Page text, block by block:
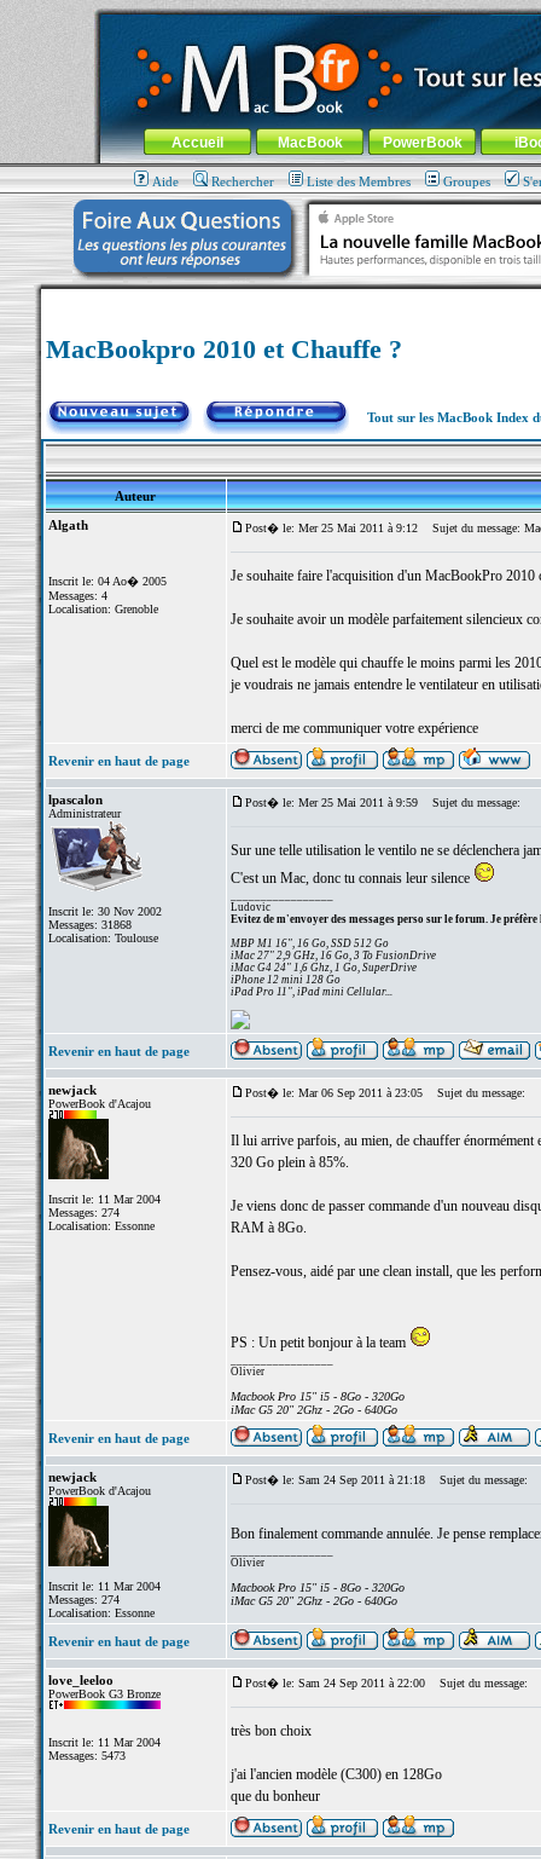
MacBook-fr.com : 100% Apple... 100% nomade !
Aller au contenu-Aller au menu général-Aller au menu de
Menu général
Accueil MacBook PowerBook
Aide Rechercher Liste des Membres Groupes
MacBookpro 2010 et Chauffe ?
Tout sur les MacBook Index
Auteur
Algath
Inscrit le: 04 Ao� 2005
Messages: 4
Localisation: Grenoble
Post� le: Mer 25 Mai 2011 à 9:12 Sujet du message:
Je souhaite faire l'acquisition d'un MacBookPro 2010
Je souhaite avoir un modèle parfaitement silencieux
Quel est le modèle qui chauffe le moins parmi les
je voudrais ne jamais entendre le ventilateur en
merci de me communiquer votre expérience
Revenir en haut de page
lpascalon
Administrateur
Inscrit le: 30 Nov 2002
Messages: 31868
Localisation: Toulouse
Post� le: Mer 25 Mai 2011 à 9:59 Sujet du message:
Sur une telle utilisation le ventilo ne se déclenchera
C'est un Mac, donc tu connais leur silence
Ludovic
Evitez de m'envoyer des messages perso sur le forum. Je préfère
MBP M1 16", 16 Go, SSD 512 Go
iMac 27" 2,9 GHz, 16 Go, 3 To FusionDrive
iMac G4 24" 1,6 Ghz, 1 Go, SuperDrive
iPhone 12 mini 128 Go
iPad Pro 11", iPad mini Cellular...
Revenir en haut de page
newjack
PowerBook d'Acajou
Inscrit le: 11 Mar 2004
Messages: 274
Localisation: Essonne
Post� le: Mar 06 Sep 2011 à 23:05 Sujet du message:
Il lui arrive parfois, au mien, de chauffer
320 Go plein à 85%.
Je viens donc de passer commande d'un nouveau
RAM à 8Go.
Pensez-vous, aidé par une clean install, que les
PS : Un petit bonjour à la team
Olivier
Macbook Pro 15" i5 - 8Go - 320Go
iMac G5 20" 2Ghz - 2Go - 640Go
Revenir en haut de page
newjack
PowerBook d'Acajou
Inscrit le: 11 Mar 2004
Messages: 274
Localisation: Essonne
Post� le: Sam 24 Sep 2011 à 21:18 Sujet du message:
Bon finalement commande annulée. Je pense
Olivier
Macbook Pro 15" i5 - 8Go - 320Go
iMac G5 20" 2Ghz - 2Go - 640Go
Revenir en haut de page
love_leeloo
PowerBook G3 Bronze
Inscrit le: 11 Mar 2004
Messages: 5473
Post� le: Sam 24 Sep 2011 à 22:00 Sujet du message:
très bon choix
j'ai l'ancien modèle (C300) en 128Go
que du bonheur
Revenir en haut de page